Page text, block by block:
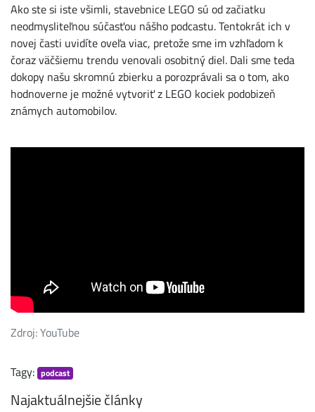
Ako ste si iste všimli, stavebnice LEGO sú od začiatku
neodmysliteľnou súčasťou nášho podcastu. Tentokrát ich v
novej časti uvidíte oveľa viac, pretože sme im vzhľadom k
čoraz väčšiemu trendu venovali osobitný diel. Dali sme teda
dokopy našu skromnú zbierku a porozprávali sa o tom, ako
hodnoverne je možné vytvoriť z LEGO kociek podobizeň
známych automobilov.
Zdroj: YouTube
Tagy: podcast
Najaktuálnejšie články